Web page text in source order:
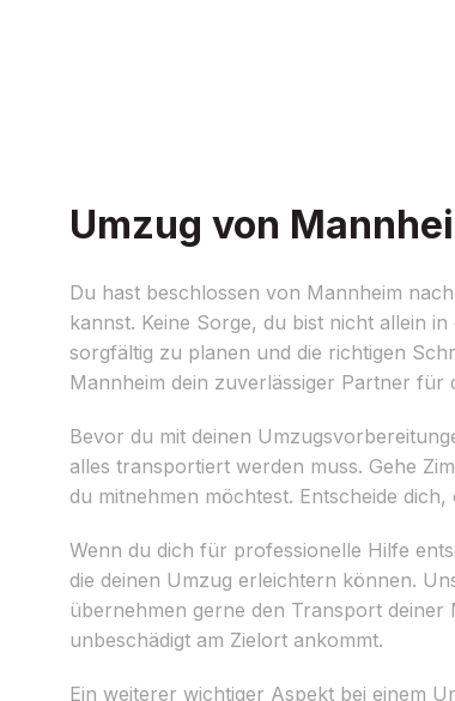
Umzug von
Du hast beschlossen von Mannheim
kannst. Keine Sorge, du bist nicht allein
sorgfältig zu planen und die richtigen
Mannheim dein zuverlässiger Partner für
Bevor du mit deinen
alles transportiert werden muss. Gehe
du mitnehmen möchtest. Entscheide
Wenn du dich für professionelle Hilfe
die deinen Umzug erleichtern können.
übernehmen gerne den Transport deiner
unbeschädigt am Zielort ankommt.
Ein weiterer wichtiger Aspekt bei einem